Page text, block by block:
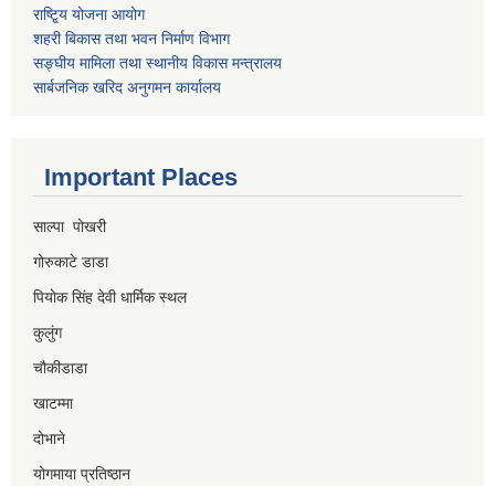
राष्टि्ृय योजना आयोग
शहरी बिकास तथा भवन निर्माण विभाग
सङ्घीय मामिला तथा स्थानीय विकास मन्त्रालय
सार्बजनिक खरिद अनुगमन कार्यालय
Important Places
साल्पा पोखरी
गोरुकाटे डाडा
पियोक सिंह देवी धार्मिक स्थल
कुलुंग
चौकीडाडा
खाटम्मा
दोभाने
योगमाया प्रतिष्ठान